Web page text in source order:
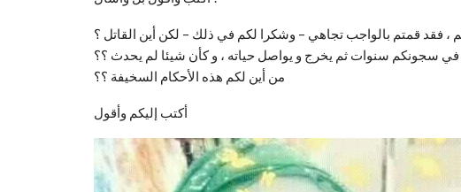
، فقد قمتم بالواجب تجاهي – وشكرا لكم في ذلك – لكن أين القاتل ؟
سجونكم سنوات ثم يخرج و يواصل حياته ، و كأن شيئا لم يحدث ؟؟
من أين لكم هذه الأحكام السخيفة ؟؟
أكتب إليكم وأقول